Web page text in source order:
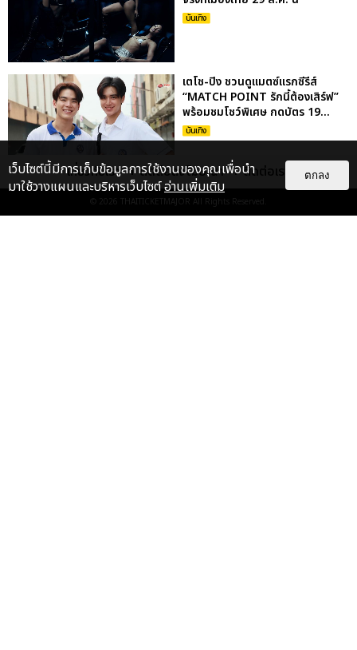
บันเทิง
เตโช-ปิง ชวนดูแมตซ์แรกซีรีส์
“MATCH POINT รักนี้ต้องเสิร์ฟ”
พร้อมชมโชว์พิเศษ กดบัตร 19...
บันเทิง
เก็บตกภาพ NATORI กลับมาครั้งนี้
ยิ่งใหญ่กว่าเดิม ระเบิดความมันส์สุด
เกี่ยวกับเรา ติดต่อลงโฆษณา ติดต่อเรา
© 2026 THAITICKETMAJOR All Rights Reserved.
เว็บไซต์นี้มีการเก็บข้อมูลการใช้งานของคุณเพื่อนำ
มาใช้วางแผนและบริหารเว็บไซต์อ่านเพิ่มเติม
ตกลง